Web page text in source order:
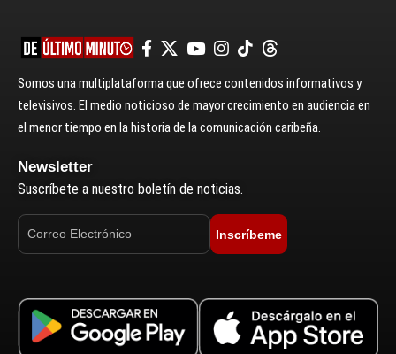
Somos una multiplataforma que ofrece contenidos informativos y
televisivos. El medio noticioso de mayor crecimiento en audiencia en
el menor tiempo en la historia de la comunicación caribeña.
Newsletter
Suscríbete a nuestro boletín de noticias.
Inscríbeme